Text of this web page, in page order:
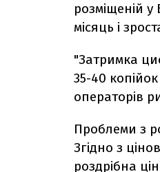
розміщеній
місяць і
"Затримка
35-40
операторів
Проблеми з
Згідно з
роздрібна